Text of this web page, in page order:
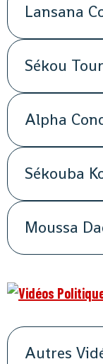
Lansana
Sékou
Alpha
Sékouba
Moussa
Autres